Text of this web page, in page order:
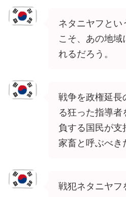
ネタニヤフとい
こそ、あの地
れるだろう。
戦争を政権延長
る狂った指導者
負する国民が支
家畜と呼ぶべき
戦犯ネタニヤフ